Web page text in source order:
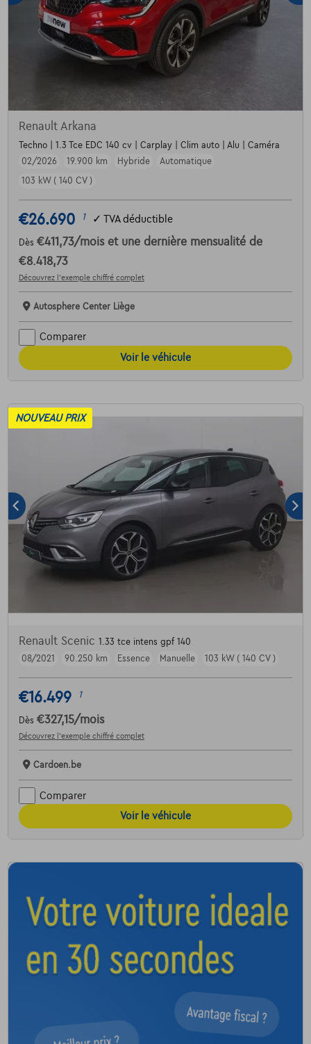
Renault Arkana
Techno | 1.3 Tce EDC 140 cv | Carplay | Clim auto | Alu | Caméra
02/2026
19.900 km Hybride
Automatique
103 kW ( 140 CV )
€26.690 1 ✓ TVA déductible
Dès €411,73/mois et une dernière mensualité de
€8.418,73
Découvrez l’exemple chiffré complet
Autosphere Center Liège
Comparer
Voir le véhicule
NOUVEAU PRIX
Renault Scenic 1.33 tce intens gpf 140
08/2021
90.250 km Essence Manuelle 103 kW ( 140 CV )
€16.499 1
Dès €327,15/mois
Découvrez l’exemple chiffré complet
Cardoen.be
Comparer
Voir le véhicule